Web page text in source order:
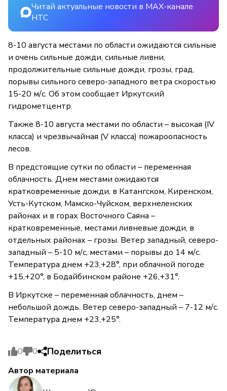
Читай актуальные новости в MAX-канале
НТС
8-10 августа местами по области ожидаются сильные
и очень сильные дожди, сильные ливни,
продолжительные сильные дожди, грозы, град,
порывы сильного северо-западного ветра скоростью
15-20 м/с. Об этом сообщает Иркутский
гидрометцентр.
Также 8-10 августа местами по области – высокая (IV
класса) и чрезвычайная (V класса) пожароопасность
лесов.
В предстоящие сутки по области – переменная
облачность. Днем местами ожидаются
кратковременные дожди, в Катангском, Киренском,
Усть-Кутском, Мамско-Чуйском, верхнеленских
районах и в горах Восточного Саяна –
кратковременные, местами ливневые дожди, в
отдельных районах – грозы. Ветер западный, северо-
западный – 5-10 м/с, местами – порывы до 14 м/с.
Температура днем +23,+28°, при облачной погоде
+15,+20°, в Бодайбинском районе +26,+31°.
В Иркутске – переменная облачность, днем –
небольшой дождь. Ветер северо-западный – 7-12 м/с.
Температура днем +23,+25°.
0 0 Поделиться
Автор материала